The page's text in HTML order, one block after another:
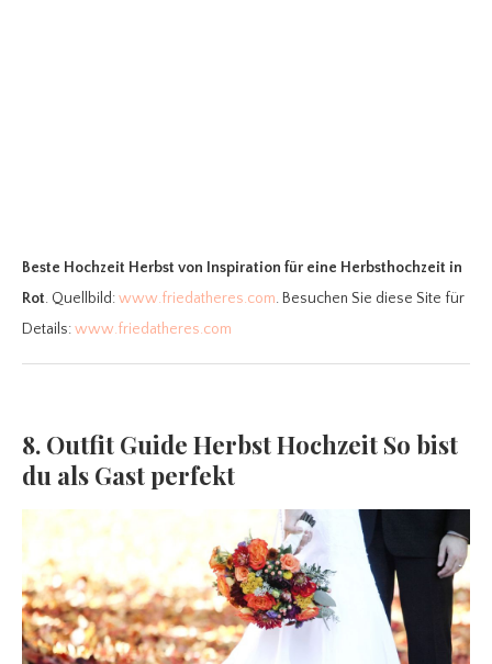
Beste Hochzeit Herbst von Inspiration für eine Herbsthochzeit in
Rot. Quellbild:www.friedatheres.com. Besuchen Sie diese Site für
Details:www.friedatheres.com
8. Outfit Guide Herbst Hochzeit So bist
du als Gast perfekt